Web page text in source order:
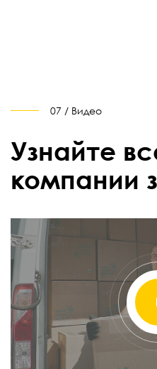
07 / Видео
Узнайте
компании